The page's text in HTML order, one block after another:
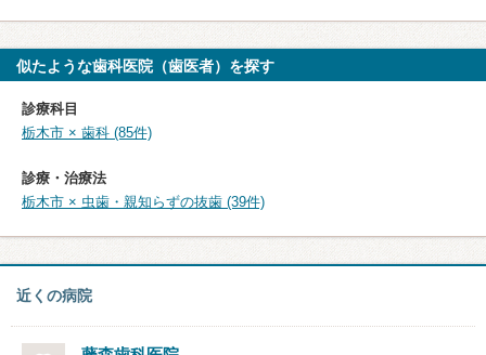
似たような歯科医院（歯医者）を探す
診療科目
栃木市 × 歯科 (85件)
診療・治療法
栃木市 × 虫歯・親知らずの抜歯 (39件)
近くの病院